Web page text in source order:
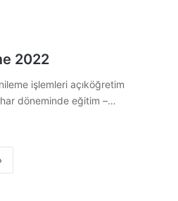
2022
işlemleri açıköğretim
döneminde eğitim –…